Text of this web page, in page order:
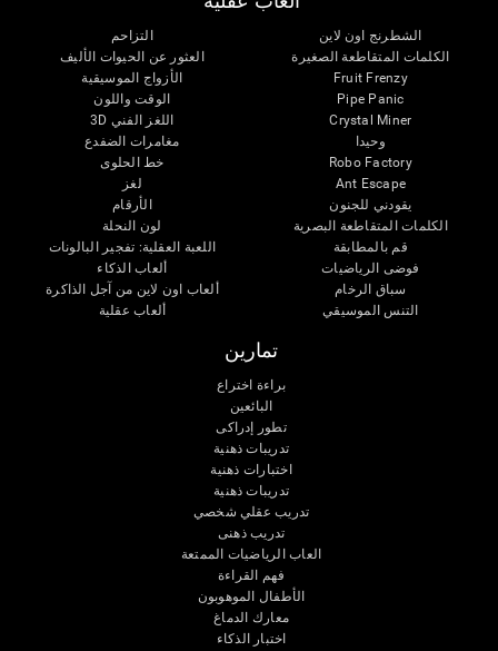
الشطرنج اون لاين
الكلمات المتقاطعة الصغيرة
Fruit Frenzy
Pipe Panic
Crystal Miner
وحيدا
Robo Factory
Ant Escape
يقودني للجنون
الكلمات المتقاطعة البصرية
قم بالمطابقة
فوضى الرياضيات
سباق الرخام
التنس الموسيقي
التزاحم
العثور عن الحيوات الأليف
الأزواج الموسيقية
الوقت واللون
اللغز الفني 3D
مغامرات الضفدع
خط الحلوى
لغز
الأرقام
لون النحلة
اللعبة العقلية: تفجير البالونات
ألعاب الذكاء
ألعاب اون لاين من آجل الذاكرة
ألعاب عقلية
تمارين
براءة اختراع
البائعين
تطور إدراكى
تدريبات ذهنية
اختبارات ذهنية
تدريبات ذهنية
تدريب عقلي شخصي
تدريب ذهنى
العاب الرياضيات الممتعة
فهم القراءة
الأطفال الموهوبون
معارك الدماغ
اختبار الذكاء